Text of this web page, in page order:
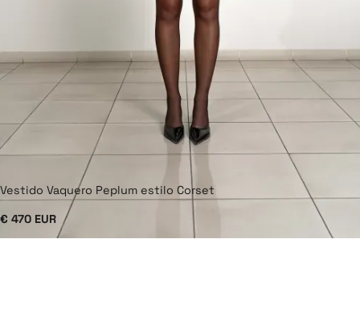
Vestido Vaquero Peplum estilo Corset
€ 470 EUR